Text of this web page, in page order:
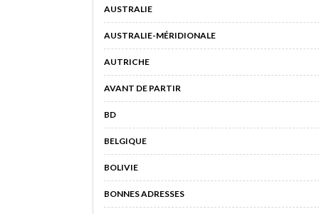
AUSTRALIE
AUSTRALIE-MÉRIDIONALE
AUTRICHE
AVANT DE PARTIR
BD
BELGIQUE
BOLIVIE
BONNES ADRESSES